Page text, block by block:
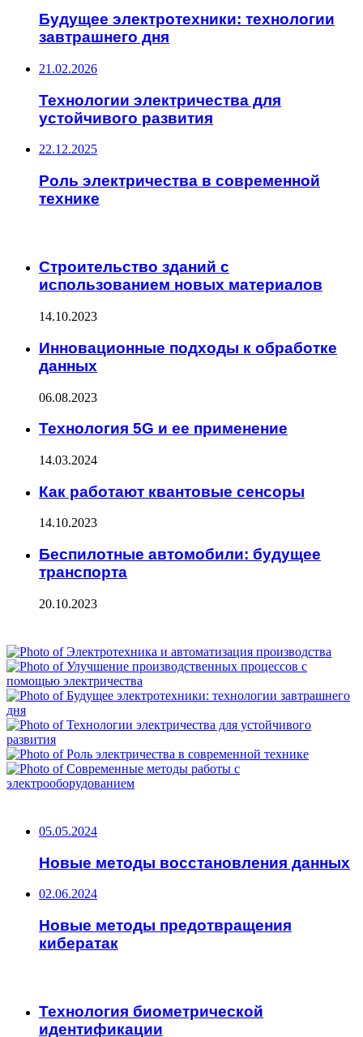
Будущее электротехники: технологии
завтрашнего дня
21.02.2026
Технологии электричества для
устойчивого развития
22.12.2025
Роль электричества в современной
технике
Строительство зданий с
использованием новых материалов
14.10.2023
Инновационные подходы к обработке
данных
06.08.2023
Технология 5G и ее применение
14.03.2024
Как работают квантовые сенсоры
14.10.2023
Беспилотные автомобили: будущее
транспорта
20.10.2023
05.05.2024
Новые методы восстановления данных
02.06.2024
Новые методы предотвращения
кибератак
Технология биометрической
идентификации